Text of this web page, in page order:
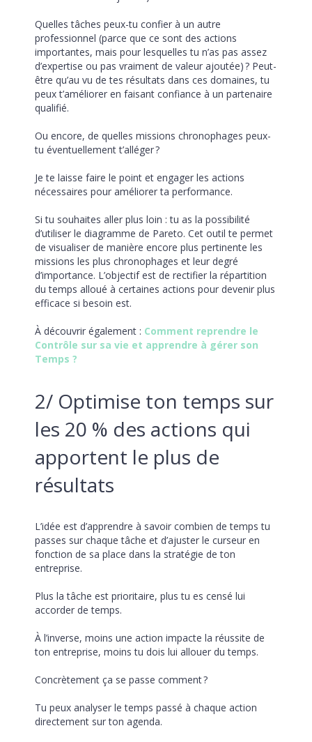
Quelles tâches peux-tu confier à un autre
professionnel (parce que ce sont des actions
importantes, mais pour lesquelles tu n’as pas assez
d’expertise ou pas vraiment de valeur ajoutée) ? Peut-
être qu’au vu de tes résultats dans ces domaines, tu
peux t’améliorer en faisant confiance à un partenaire
qualifié.
Ou encore, de quelles missions chronophages peux-
tu éventuellement t’alléger ?
Je te laisse faire le point et engager les actions
nécessaires pour améliorer ta performance.
Si tu souhaites aller plus loin : tu as la possibilité
d’utiliser le diagramme de Pareto. Cet outil te permet
de visualiser de manière encore plus pertinente les
missions les plus chronophages et leur degré
d’importance. L’objectif est de rectifier la répartition
du temps alloué à certaines actions pour devenir plus
efficace si besoin est.
À découvrir également : Comment reprendre le
Contrôle sur sa vie et apprendre à gérer son
Temps ?
2/ Optimise ton temps sur
les 20 % des actions qui
apportent le plus de
résultats
L’idée est d’apprendre à savoir combien de temps tu
passes sur chaque tâche et d’ajuster le curseur en
fonction de sa place dans la stratégie de ton
entreprise.
Plus la tâche est prioritaire, plus tu es censé lui
accorder de temps.
À l’inverse, moins une action impacte la réussite de
ton entreprise, moins tu dois lui allouer du temps.
Concrètement ça se passe comment ?
Tu peux analyser le temps passé à chaque action
directement sur ton agenda.